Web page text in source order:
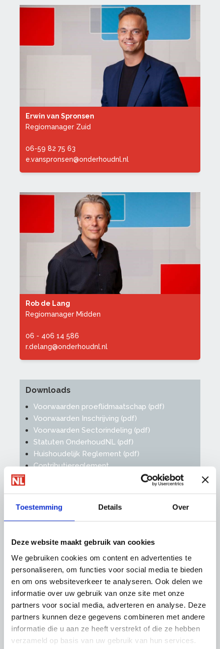
Toestemming Details Over
Deze website maakt gebruik van cookies
We gebruiken cookies om content en advertenties te
personaliseren, om functies voor social media te bieden
en om ons websiteverkeer te analyseren. Ook delen we
informatie over uw gebruik van onze site met onze
partners voor social media, adverteren en analyse. Deze
partners kunnen deze gegevens combineren met andere
informatie die u aan ze heeft verstrekt of die ze hebben
verzameld op basis van uw gebruik van hun services.
Erwin van Spronsen
Regiomanager Zuid
06-59 82 75 63
e.vanspronsen@onderhoudnl.nl
Rob de Lang
Regiomanager Midden
06 - 406 14 586
r.delang@onderhoudnl.nl
Downloads
Voorwaarden proeflidmaatschap (pdf)
Voorwaarden Inschrijving (pdf)
Voorwaarden Sectorindeling (pdf)
Statuten OnderhoudNL (pdf)
Huishoudelijk Reglement (pdf)
Contributiereglement
Verenigingsstructuur OnderhoudNL
laat zien dat u OnderhoudNL-lid bent!
Daarmee vergroten we samen de
herkenbaarheid van de OnderhoudNL-
bedrijven in de markt.
Autostickers
Vlag OnderhoudNL
Logo OnderhoudNL
OnderhoudNL-campagnes